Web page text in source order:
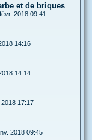
et de briques
2018 09:41
14:16
14:14
17:17
2018 09:45